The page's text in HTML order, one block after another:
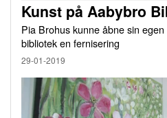
Kunst på Aabybro
Pia Brohus kunne åbne sin
bibliotek en fernisering
29-01-2019